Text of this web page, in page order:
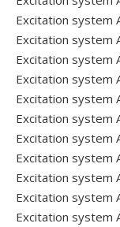
Excitation system
Excitation system
Excitation system
Excitation system
Excitation system
Excitation system
Excitation system
Excitation system
Excitation system
Excitation system
Excitation system